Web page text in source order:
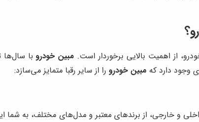
از اهمیت بالایی برخوردار است. مبین خودرو با
وجود دارد که مبین خودرو را از سایر رقبا متمایز می‌سازد:
و خارجی، از برندهای معتبر و مدل‌های مختلف، به شما